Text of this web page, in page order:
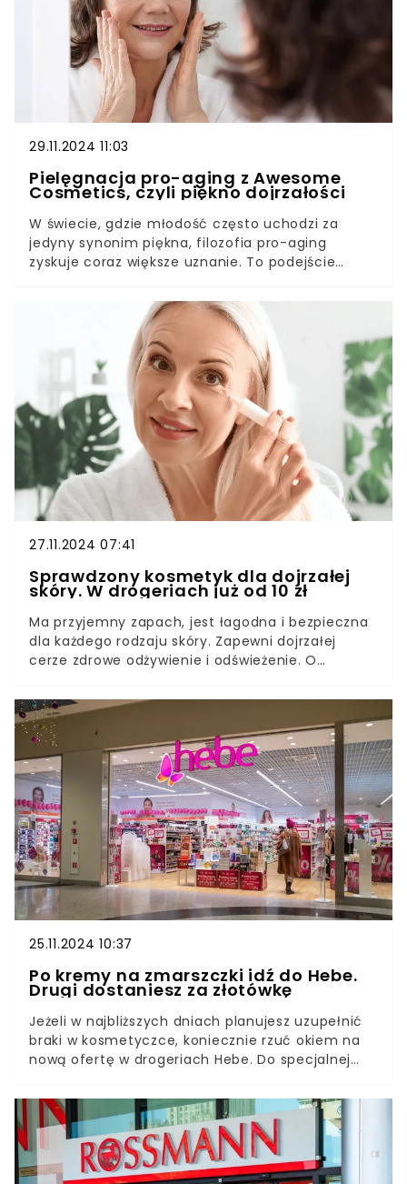
29.11.2024 11:03
Pielęgnacja pro-aging z Awesome
Cosmetics, czyli piękno dojrzałości
W świecie, gdzie młodość często uchodzi za
jedyny synonim piękna, filozofia pro-aging
zyskuje coraz większe uznanie. To podejście
zmian zachodzących w ciele i umyśle wraz z
upływem czasu. W Awesome Cosmetics
postawiono na autentyczność i jakość, oferując
produkty wspierające dojrzałą skórę w sposób
naturalny i skuteczny.
27.11.2024 07:41
Sprawdzony kosmetyk dla dojrzałej
skóry. W drogeriach już od 10 zł
Ma przyjemny zapach, jest łagodna i bezpieczna
dla każdego rodzaju skóry. Zapewni dojrzałej
cerze zdrowe odżywienie i odświeżenie. O
nomen omen, na własnej skórze.
25.11.2024 10:37
Po kremy na zmarszczki idź do Hebe.
Drugi dostaniesz za złotówkę
Jeżeli w najbliższych dniach planujesz uzupełnić
braki w kosmetyczce, koniecznie rzuć okiem na
nową ofertę w drogeriach Hebe. Do specjalnej
walce ze zmarszczkami. Kupując jeden, drugi taki
sam dostaniemy za złotówkę. To może być dobra
okazja, by kupić je na zapas.